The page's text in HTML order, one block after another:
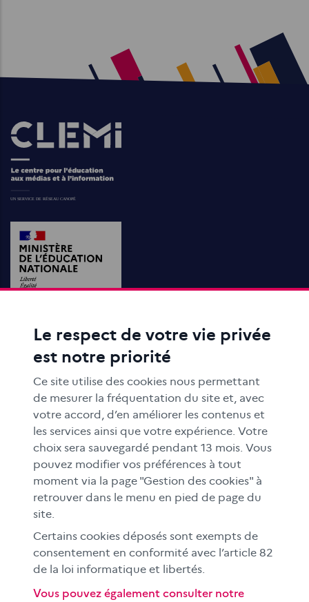
Images
ACTIONS ÉDUCATIVES
FORMATION
RESSOURCES
MÉDIAS SCOLAIRES
FAMILLES
Le CLEMI
En académies
À l'international
CLEMI sup
Espace presse
Le respect de votre vie privée
est notre priorité
Ce site utilise des cookies nous permettant
de mesurer la fréquentation du site et, avec
votre accord, d’en améliorer les contenus et
les services ainsi que votre expérience. Votre
choix sera sauvegardé pendant 13 mois. Vous
pouvez modifier vos préférences à tout
moment via la page "Gestion des cookies" à
retrouver dans le menu en pied de page du
site.
Certains cookies déposés sont exempts de
consentement en conformité avec l’article 82
de la loi informatique et libertés.
Vous pouvez également consulter notre